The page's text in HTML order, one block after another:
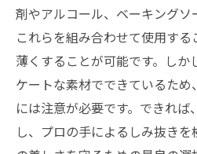
剤やアルコール、ベーキングソ
これらを組み合わせて使用す
薄くすることが可能です。しか
ケートな素材でできているた
には注意が必要です。できれ
し、プロの手によるしみ抜き